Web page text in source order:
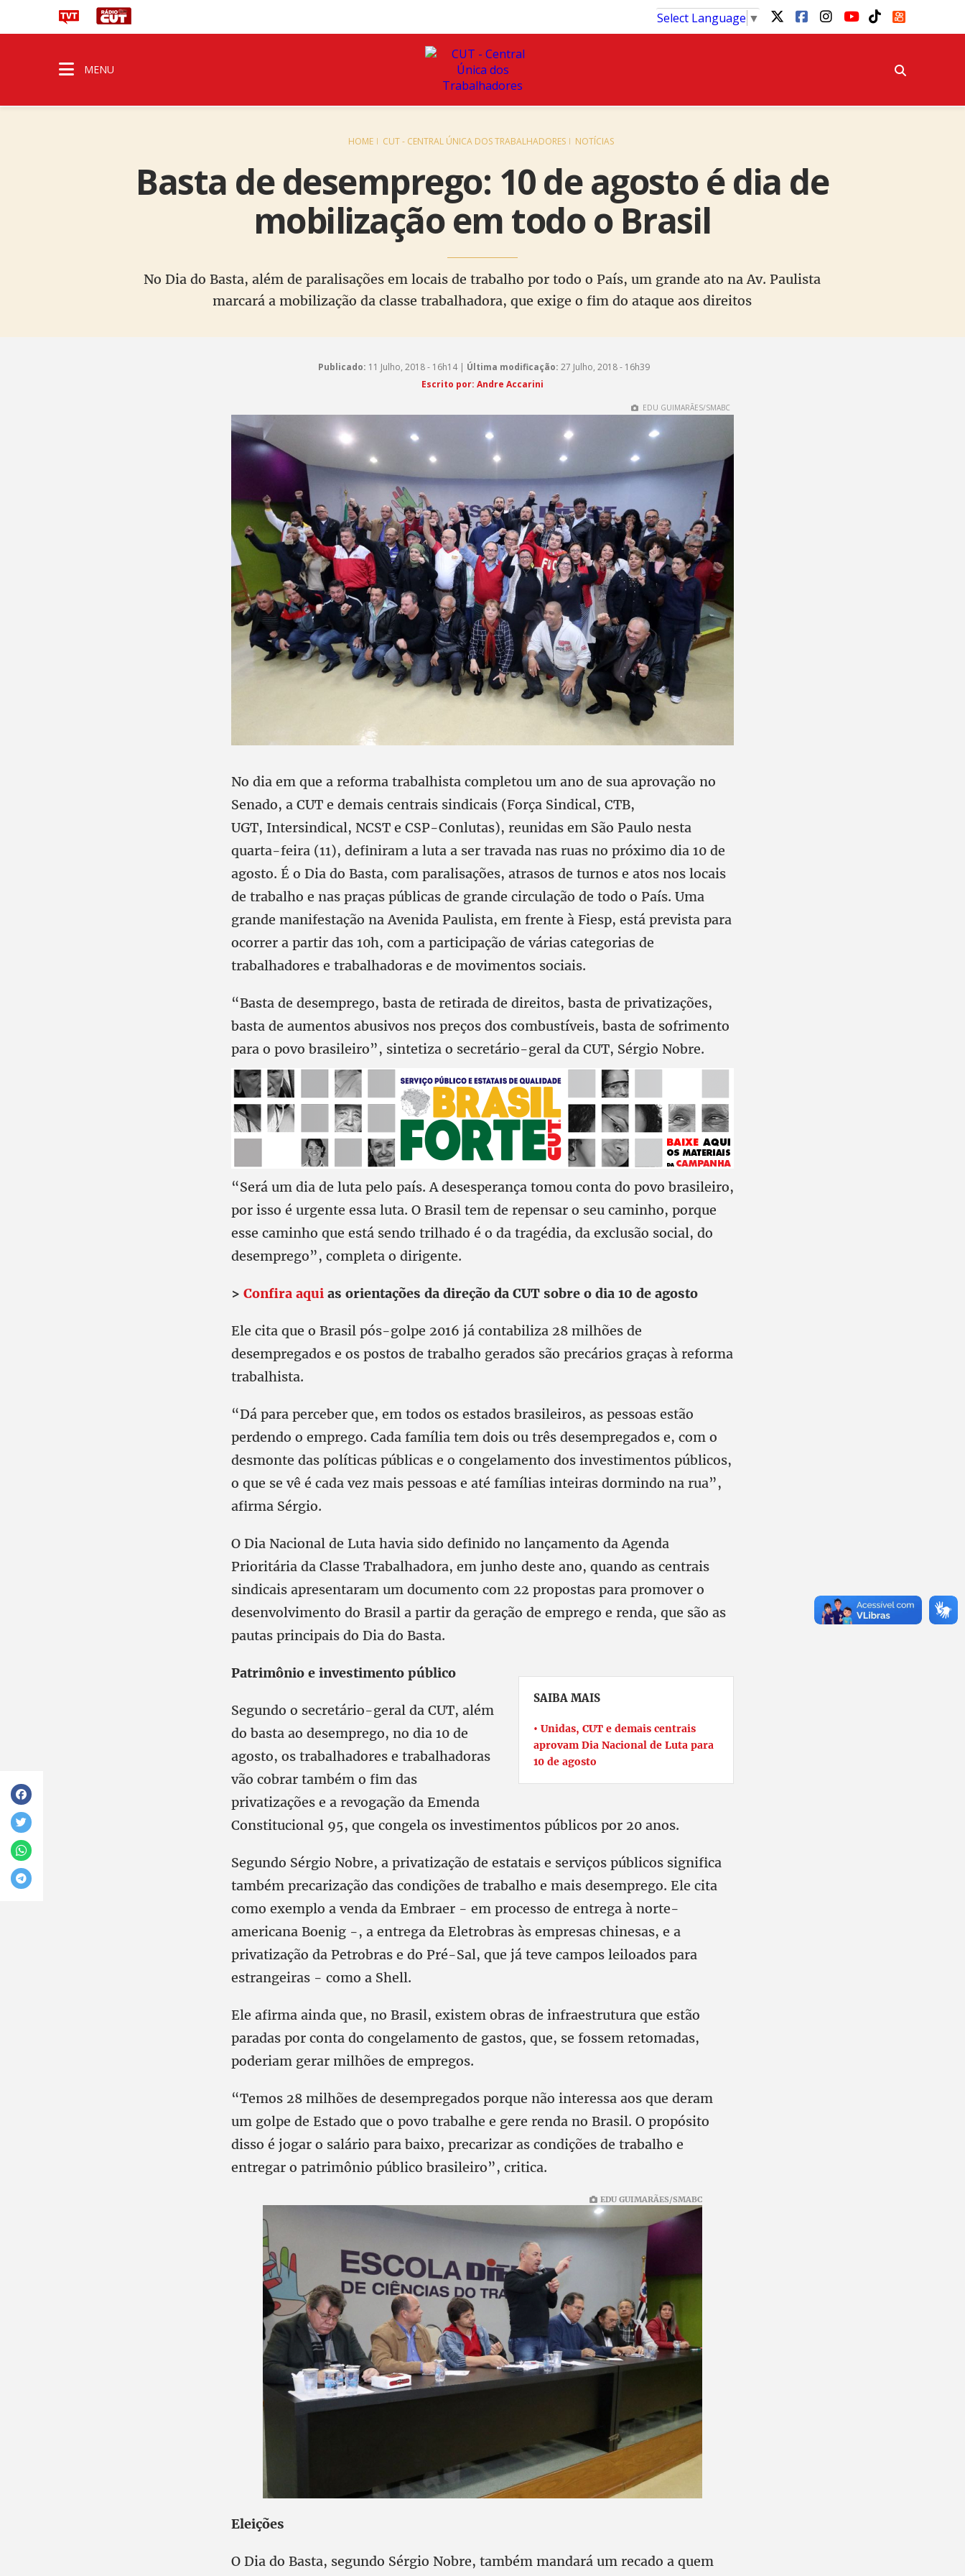
Select Language ▼
MENU
HOME CUT - CENTRAL ÚNICA DOS TRABALHADORES NOTÍCIAS
Basta de desemprego: 10 de agosto é dia de
mobilização em todo o Brasil
No Dia do Basta, além de paralisações em locais de trabalho por todo o País, um grande ato na Av. Paulista
marcará a mobilização da classe trabalhadora, que exige o fim do ataque aos direitos
Publicado: 11 Julho, 2018 - 16h14 | Última modificação: 27 Julho, 2018 - 16h39
Escrito por: Andre Accarini
EDU GUIMARÃES/SMABC
No dia em que a reforma trabalhista completou um ano de sua aprovação no
Senado, a CUT e demais centrais sindicais (Força Sindical, CTB,
UGT, Intersindical, NCST e CSP-Conlutas), reunidas em São Paulo nesta
quarta-feira (11), definiram a luta a ser travada nas ruas no próximo dia 10 de
agosto. É o Dia do Basta, com paralisações, atrasos de turnos e atos nos locais
de trabalho e nas praças públicas de grande circulação de todo o País. Uma
grande manifestação na Avenida Paulista, em frente à Fiesp, está prevista para
ocorrer a partir das 10h, com a participação de várias categorias de
trabalhadores e trabalhadoras e de movimentos sociais.
“Basta de desemprego, basta de retirada de direitos, basta de privatizações,
basta de aumentos abusivos nos preços dos combustíveis, basta de sofrimento
para o povo brasileiro”, sintetiza o secretário-geral da CUT, Sérgio Nobre.
“Será um dia de luta pelo país. A desesperança tomou conta do povo brasileiro,
por isso é urgente essa luta. O Brasil tem de repensar o seu caminho, porque
esse caminho que está sendo trilhado é o da tragédia, da exclusão social, do
desemprego”, completa o dirigente.
> Confira aqui as orientações da direção da CUT sobre o dia 10 de agosto
Ele cita que o Brasil pós-golpe 2016 já contabiliza 28 milhões de
desempregados e os postos de trabalho gerados são precários graças à reforma
trabalhista.
“Dá para perceber que, em todos os estados brasileiros, as pessoas estão
perdendo o emprego. Cada família tem dois ou três desempregados e, com o
desmonte das políticas públicas e o congelamento dos investimentos públicos,
o que se vê é cada vez mais pessoas e até famílias inteiras dormindo na rua”,
afirma Sérgio.
O Dia Nacional de Luta havia sido definido no lançamento da Agenda
Prioritária da Classe Trabalhadora, em junho deste ano, quando as centrais
sindicais apresentaram um documento com 22 propostas para promover o
desenvolvimento do Brasil a partir da geração de emprego e renda, que são as
pautas principais do Dia do Basta.
SAIBA MAIS
Unidas, CUT e demais centrais
aprovam Dia Nacional de Luta para
10 de agosto
Patrimônio e investimento público
Segundo o secretário-geral da CUT, além
do basta ao desemprego, no dia 10 de
agosto, os trabalhadores e trabalhadoras
vão cobrar também o fim das
privatizações e a revogação da Emenda
Constitucional 95, que congela os investimentos públicos por 20 anos.
Segundo Sérgio Nobre, a privatização de estatais e serviços públicos significa
também precarização das condições de trabalho e mais desemprego. Ele cita
como exemplo a venda da Embraer - em processo de entrega à norte-
americana Boenig -, a entrega da Eletrobras às empresas chinesas, e a
privatização da Petrobras e do Pré-Sal, que já teve campos leiloados para
estrangeiras - como a Shell.
Ele afirma ainda que, no Brasil, existem obras de infraestrutura que estão
paradas por conta do congelamento de gastos, que, se fossem retomadas,
poderiam gerar milhões de empregos.
“Temos 28 milhões de desempregados porque não interessa aos que deram
um golpe de Estado que o povo trabalhe e gere renda no Brasil. O propósito
disso é jogar o salário para baixo, precarizar as condições de trabalho e
entregar o patrimônio público brasileiro”, critica.
EDU GUIMARÃES/SMABC
Eleições
O Dia do Basta, segundo Sérgio Nobre, também mandará um recado a quem